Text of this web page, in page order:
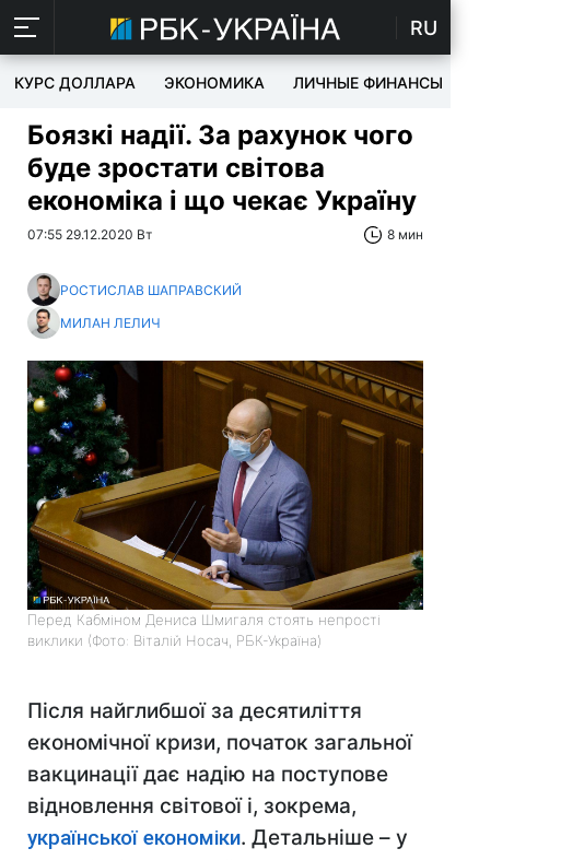
RU
КУРС ДОЛЛАРА ЭКОНОМИКА ЛИЧНЫЕ ФИНАНСЫ
Боязкі надії. За рахунок чого
буде зростати світова
економіка і що чекає Україну
07:55 29.12.2020 Вт 8 мин
РОСТИСЛАВ ШАПРАВСКИЙ
МИЛАН ЛЕЛИЧ
Перед Кабміном Дениса Шмигаля стоять непрості
виклики (Фото: Віталій Носач, РБК-Україна)
Після найглибшої за десятиліття
економічної кризи, початок загальної
вакцинації дає надію на поступове
відновлення світової і, зокрема,
української економіки. Детальніше – у